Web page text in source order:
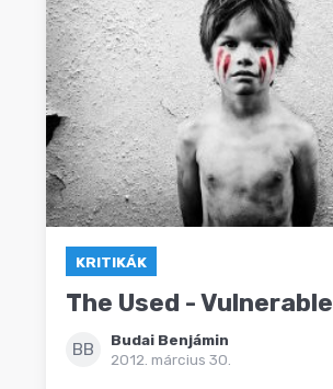
KRITIKÁK
The Used - Vulnerable
BB
Budai Benjámin
2012. március 30.